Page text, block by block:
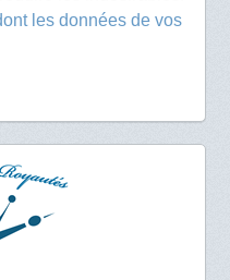
les données de vos